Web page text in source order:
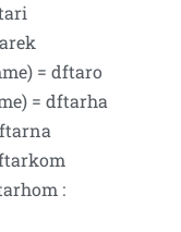
= dftaro
= dftarha
: